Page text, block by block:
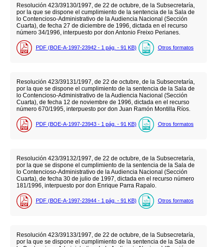
Resolución 423/39130/1997, de 22 de octubre, de la Subsecretaría,
por la que se dispone el cumplimiento de la sentencia de la Sala de
lo Contencioso-Administrativo de la Audiencia Nacional (Sección
Cuarta), de fecha 27 de diciembre de 1996, dictada en el recurso
número 34/1996, interpuesto por don Antonio Freixo Perianes.
PDF (BOE-A-1997-23942 - 1 pág. - 91 KB) Otros formatos
Resolución 423/39131/1997, de 22 de octubre, de la Subsecretaría,
por la que se dispone el cumplimiento de la sentencia de la Sala de
lo Contencioso-Administrativo de la Audiencia Nacional (Sección
Cuarta), de fecha 12 de noviembre de 1996, dictada en el recurso
número 670/1995, interpuesto por don Juan Ramón Montilla Ríos.
PDF (BOE-A-1997-23943 - 1 pág. - 91 KB) Otros formatos
Resolución 423/39132/1997, de 22 de octubre, de la Subsecretaría,
por la que se dispone el cumplimiento de la sentencia de la Sala de
lo Contencioso-Administrativo de la Audiencia Nacional (Sección
Cuarta), de fecha 30 de julio de 1997, dictada en el recurso número
181/1996, interpuesto por don Enrique Parra Rapalo.
PDF (BOE-A-1997-23944 - 1 pág. - 91 KB) Otros formatos
Resolución 423/39133/1997, de 22 de octubre, de la Subsecretaría,
por la que se dispone el cumplimiento de la sentencia de la Sala de